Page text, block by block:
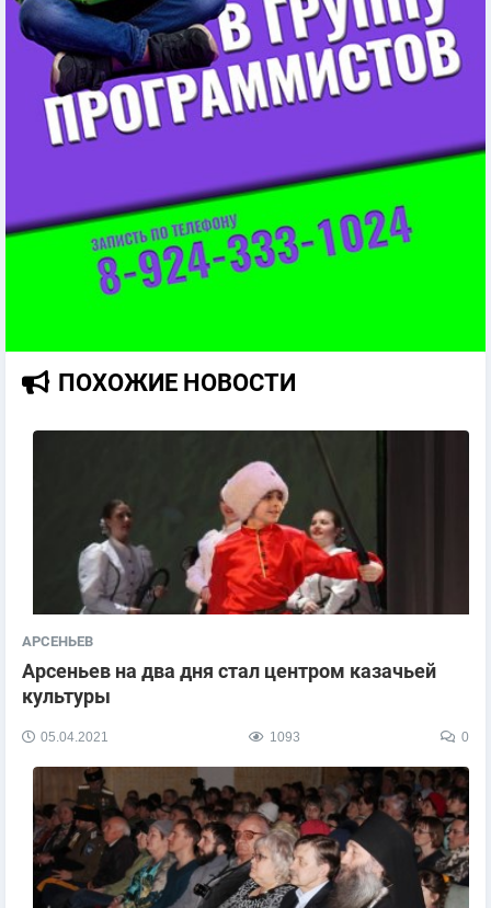
ПОХОЖИЕ НОВОСТИ
АРСЕНЬЕВ
Арсеньев на два дня стал центром казачьей
культуры
05.04.2021 1093 0